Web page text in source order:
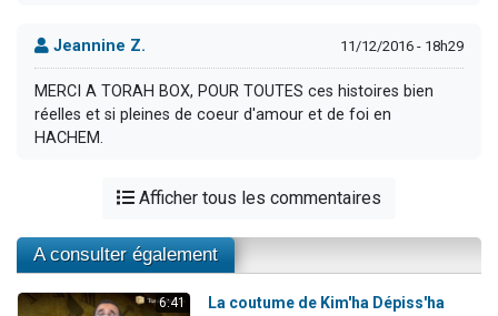
Jeannine Z. 11/12/2016 - 18h29
MERCI A TORAH BOX, POUR TOUTES ces histoires bien
réelles et si pleines de coeur d'amour et de foi en
HACHEM.
Afficher tous les commentaires
A consulter également
6:41
La coutume de Kim'ha Dépiss'ha